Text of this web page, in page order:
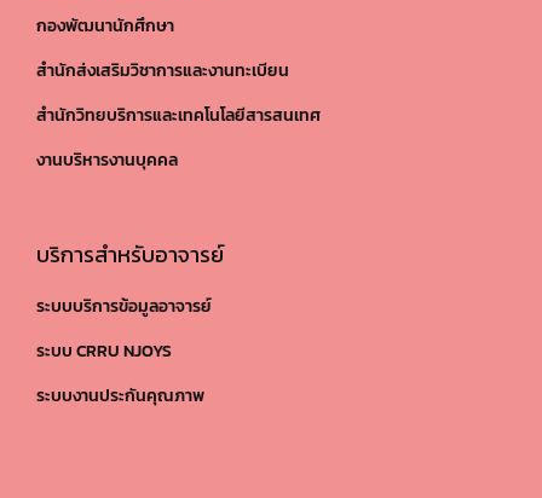
กองพัฒนานักศึกษา
สำนักส่งเสริมวิชาการและงานทะเบียน
สำนักวิทยบริการและเทคโนโลยีสารสนเทศ
งานบริหารงานบุคคล
บริการสำหรับอาจารย์
ระบบบริการข้อมูลอาจารย์
ระบบ CRRU NJOYS
ระบบงานประกันคุณภาพ